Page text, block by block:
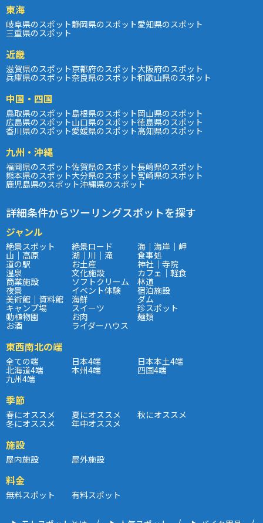
東海
岐阜県のスポット静岡県のスポット愛知県のスポット
三重県のスポット
近畿
滋賀県のスポット京都府のスポット大阪府のスポット
兵庫県のスポット奈良県のスポット和歌山県のスポット
中国・四国
鳥取県のスポット島根県のスポット岡山県のスポット
広島県のスポット山口県のスポット徳島県のスポット
香川県のスポット愛媛県のスポット高知県のスポット
九州・沖縄
福岡県のスポット佐賀県のスポット長崎県のスポット
熊本県のスポット大分県のスポット宮崎県のスポット
鹿児島県のスポット沖縄県のスポット
詳細条件からツーリングスポットを探す
ジャンル
絶景スポット 絶景ロード 海｜海岸｜岬
山｜高原 湖｜川｜滝 食事処
道の駅 お土産 神社｜寺院
温泉 文化施設 カフェ｜軽食
商業施設 ソフトクリーム 林道
夜景 イベント体験 宿泊施設
美術館｜資料館 海鮮 ダム
キャンプ場 スイーツ 珍スポット
動植物園 お肉 麺類
お酒 ライダーハウス
東西南北の端
全ての端 日本4端 日本本土4端
北海道4端 本州4端 四国4端
九州4端
季節
春にオススメ 夏にオススメ 秋にオススメ
冬にオススメ 年中オススメ
施設
屋内施設 屋外施設
料金
無料スポット 有料スポット